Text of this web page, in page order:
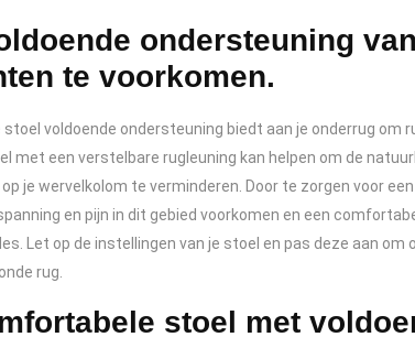
ondersteuning
te voorkomen.
voldoende ondersteuning biedt aan je onderrug om
met een verstelbare rugleuning kan helpen om de
je wervelkolom te verminderen. Door te zorgen voor
en pijn in dit gebied voorkomen en een
Let op de instellingen van je stoel en pas deze aan
rug.
stoel met